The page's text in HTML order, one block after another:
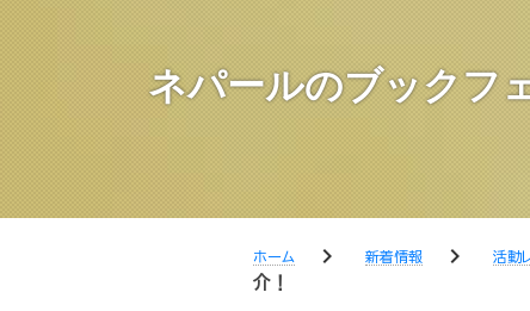
ネパールのブックフ
ホーム chevron_right 新着情報 chevron_right 活動
介！